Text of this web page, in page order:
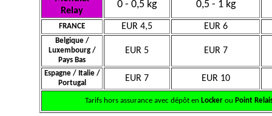
Relay
0 - 0,5 kg 0,5 - 1 kg
FRANCE EUR 4,5 EUR 6
Belgique /
Luxembourg /
Pays Bas
EUR 5 EUR 7
Espagne / Italie /
Portugal
EUR 7 EUR 10
Tarifs hors assurance avec dépôt en Lockerou Point